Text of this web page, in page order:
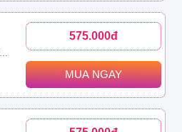
575.000đ
MUA NGAY